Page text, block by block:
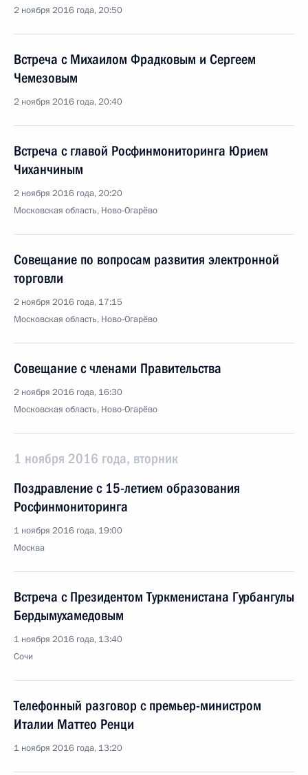
2 ноября 2016 года, 20:50
Встреча с Михаилом Фрадковым и Сергеем
Чемезовым
2 ноября 2016 года, 20:40
Встреча с главой Росфинмониторинга Юрием
Чиханчиным
2 ноября 2016 года, 20:20
Московская область, Ново-Огарёво
Совещание по вопросам развития электронной
торговли
2 ноября 2016 года, 17:15
Московская область, Ново-Огарёво
Совещание с членами Правительства
2 ноября 2016 года, 16:30
Московская область, Ново-Огарёво
1 ноября 2016 года, вторник
Поздравление с 15-летием образования
Росфинмониторинга
1 ноября 2016 года, 19:00
Москва
Встреча с Президентом Туркменистана Гурбангулы
Бердымухамедовым
1 ноября 2016 года, 13:40
Сочи
Телефонный разговор с премьер-министром
Италии Маттео Ренци
1 ноября 2016 года, 13:20